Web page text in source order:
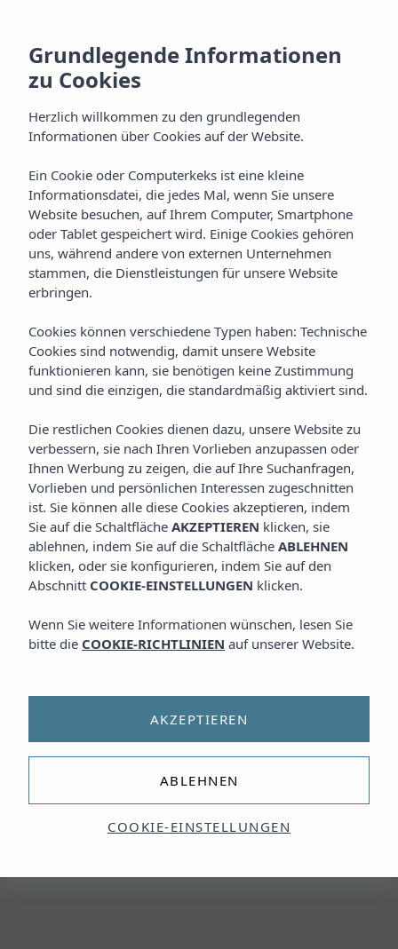
Grundlegende Informationen
zu Cookies
Herzlich willkommen zu den grundlegenden
Informationen über Cookies auf der Website.
Ein Cookie oder Computerkeks ist eine kleine
Informationsdatei, die jedes Mal, wenn Sie unsere
Website besuchen, auf Ihrem Computer, Smartphone
oder Tablet gespeichert wird. Einige Cookies gehören
uns, während andere von externen Unternehmen
stammen, die Dienstleistungen für unsere Website
erbringen.
Cookies können verschiedene Typen haben: Technische
Cookies sind notwendig, damit unsere Website
funktionieren kann, sie benötigen keine Zustimmung
und sind die einzigen, die standardmäßig aktiviert sind.
Die restlichen Cookies dienen dazu, unsere Website zu
verbessern, sie nach Ihren Vorlieben anzupassen oder
Ihnen Werbung zu zeigen, die auf Ihre Suchanfragen,
Vorlieben und persönlichen Interessen zugeschnitten
ist. Sie können alle diese Cookies akzeptieren, indem
Sie auf die Schaltfläche AKZEPTIEREN klicken, sie
ablehnen, indem Sie auf die Schaltfläche ABLEHNEN
klicken, oder sie konfigurieren, indem Sie auf den
Abschnitt COOKIE-EINSTELLUNGEN klicken.
Wenn Sie weitere Informationen wünschen, lesen Sie
bitte die COOKIE-RICHTLINIEN auf unserer Website.
COOKIE-EINSTELLUNGEN
ABLEHNEN
AKZEPTIEREN